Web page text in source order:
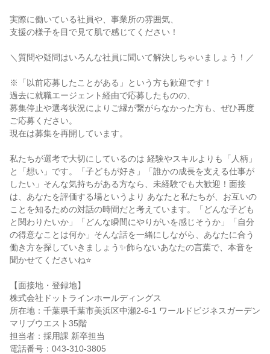
実際に働いている社員や、事業所の雰囲気、
支援の様子を目で見て肌で感じてください！
＼質問や疑問はいろんな社員に聞いて解決しちゃいましょう！／
※「以前応募したことがある」という方も歓迎です！
過去に就職エージェント経由で応募したものの、
募集停止や選考状況によりご縁が繋がらなかった方も、ぜひ再度
ご応募ください。
現在は募集を再開しています。
私たちが選考で大切にしているのは 経験やスキルよりも「人柄」
と「想い」です。「子どもが好き」「誰かの成長を支える仕事が
したい」そんな気持ちがある方なら、未経験でも大歓迎！面接
は、あなたを評価する場というより あなたと私たちが、お互いの
ことを知るための対話の時間だと考えています。「どんな子ども
と関わりたいか」「どんな瞬間にやりがいを感じそうか」「自分
の得意なことは何か」そんな話を一緒にしながら、あなたに合う
働き方を探していきましょう✨飾らないあなたの言葉で、本音を
聞かせてくださいね⭐
【面接地・登録地】
株式会社ドットラインホールディングス
所在地：千葉県千葉市美浜区中瀬2-6-1 ワールドビジネスガーデン
マリブウエスト35階
担当者：採用課 新卒担当
電話番号：043-310-3805